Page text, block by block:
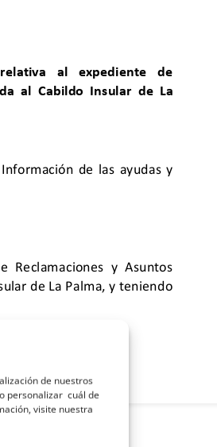
de nuestros
personalizar cuál de
visite nuestra